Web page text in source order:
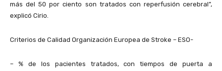
más del 50 por ciento son tratados con reperfusión cerebral”,
explicó Cirio.
Criterios de Calidad Organización Europea de Stroke – ESO-
– % de los pacientes tratados, con tiempos de puerta a